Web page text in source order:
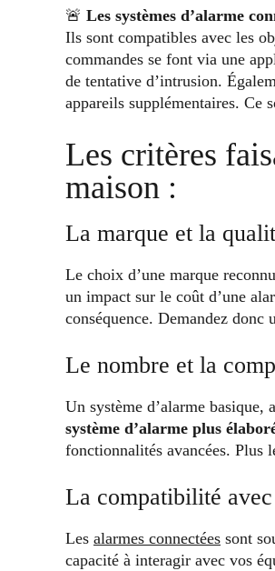
🚨 Les systèmes d’alarme
Ils sont compatibles avec les
commandes se font via une
de tentative d’intrusion.
appareils supplémentaires. Ce
Les critères
maison :
La marque et la
Le choix d’une marque
un impact sur le coût d’une
conséquence. Demandez donc
Le nombre et la
Un système d’alarme basique,
système d’alarme plus
fonctionnalités avancées. Plus
La compatibilité
Les alarmes connectées sont
capacité à interagir avec vos